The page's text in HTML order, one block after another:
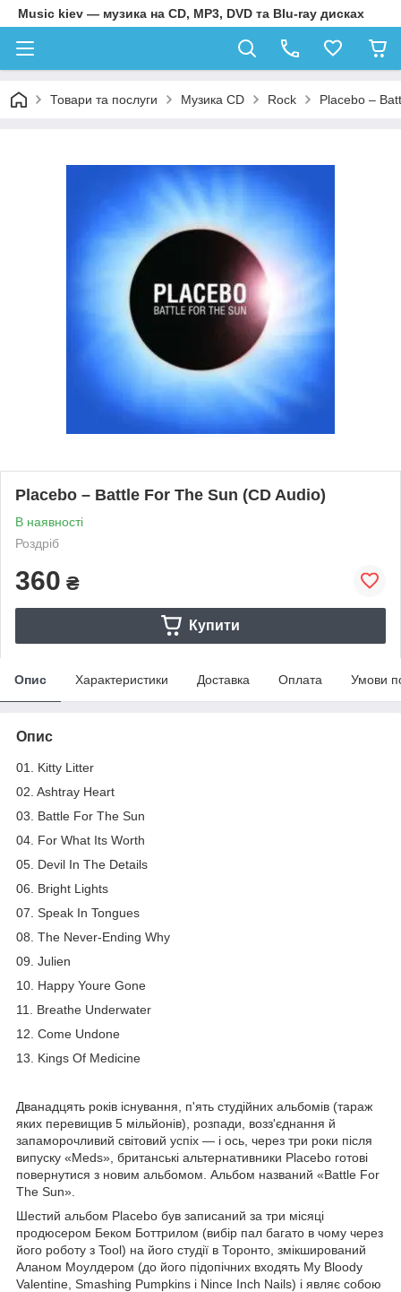
Music kiev — музика на CD, MP3, DVD та Blu-ray дисках
Товари та послуги Музика CD Rock Placebo –
Placebo – Battle For The Sun (CD Audio)
В наявності
Роздріб
360 ₴
Купити
Опис Характеристики Доставка Оплата Умови
Опис
01. Kitty Litter
02. Ashtray Heart
03. Battle For The Sun
04. For What Its Worth
05. Devil In The Details
06. Bright Lights
07. Speak In Tongues
08. The Never-Ending Why
09. Julien
10. Happy Youre Gone
11. Breathe Underwater
12. Come Undone
13. Kings Of Medicine
Дванадцять років існування, п'ять студійних альбомів (тараж
яких перевищив 5 мільйонів), розпади, возз'єднання й
запаморочливий світовий успіх — і ось, через три роки після
випуску «Meds», британські альтернативники Placebo готові
повернутися з новим альбомом. Альбом названий «Battle For
The Sun».
Шестий альбом Placebo був записаний за три місяці
продюсером Беком Боттрилом (вибір пал багато в чому через
його роботу з Tool) на його студії в Торонто, змікширований
Аланом Моулдером (до його підопічних входять My Bloody
Valentine, Smashing Pumpkins і Nince Inch Nails) і являє собою